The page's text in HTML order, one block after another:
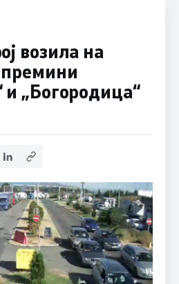
возила на
и „Богородица“